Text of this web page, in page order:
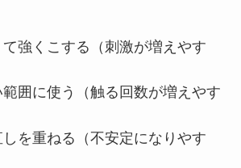
強くこする（刺激が増えやす
囲に使う（触る回数が増えやす
しを重ねる（不安定になりやす